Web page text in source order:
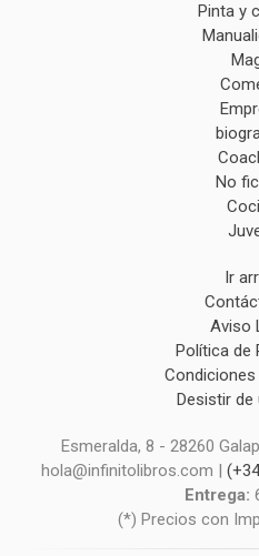
Pinta y
No
Ir
Aviso
Política de
Desistir de
Esmeralda, 8 - 28260
hola@infinitolibros.com |
Entrega:
(*) Precios con